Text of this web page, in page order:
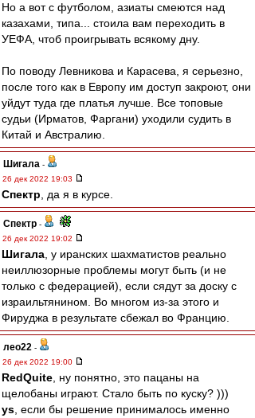
Но а вот с футболом, азиаты смеются над
казахами, типа... стоила вам переходить в
УЕФА, чтоб проигрывать всякому дну.
По поводу Левникова и Карасева, я серьезно,
после того как в Европу им доступ закроют, они
уйдут туда где платья лучше. Все топовые
судьи (Ирматов, Фаргани) уходили судить в
Китай и Австралию.
Шигала -
26 дек 2022 19:03
Спектр , да я в курсе.
Спектр -
26 дек 2022 19:02
Шигала , у иранских шахматистов реально
неиллюзорные проблемы могут быть (и не
только с федерацией), если сядут за доску с
израильтянином. Во многом из-за этого и
Фируджа в результате сбежал во Францию.
лео22 -
26 дек 2022 19:00
RedQuite , ну понятно, это пацаны на
щелобаны играют. Стало быть по куску? )))
ys , если бы решение принималось именно